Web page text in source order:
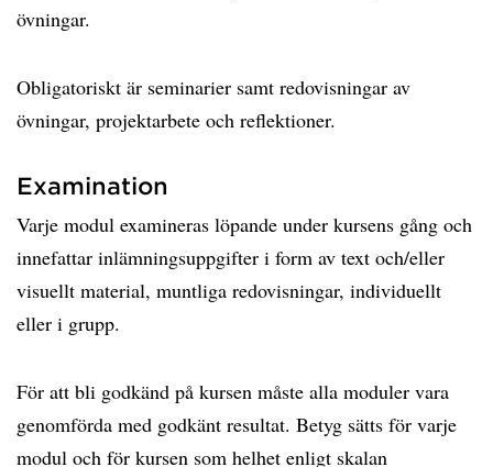
övningar.
Obligatoriskt är seminarier samt redovisningar av
övningar, projektarbete och reflektioner.
Examination
Varje modul examineras löpande under kursens gång och
innefattar inlämningsuppgifter i form av text och/eller
visuellt material, muntliga redovisningar, individuellt
eller i grupp.
För att bli godkänd på kursen måste alla moduler vara
genomförda med godkänt resultat. Betyg sätts för varje
modul och för kursen som helhet enligt skalan